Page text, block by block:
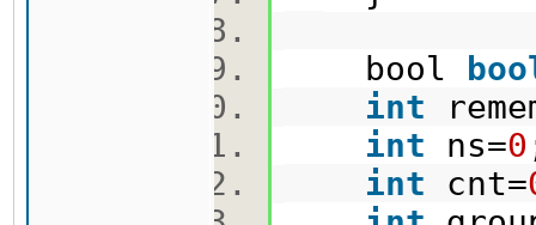
bool
int
int ns=0
int cnt=